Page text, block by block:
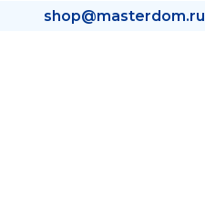
shop@masterdom.ru